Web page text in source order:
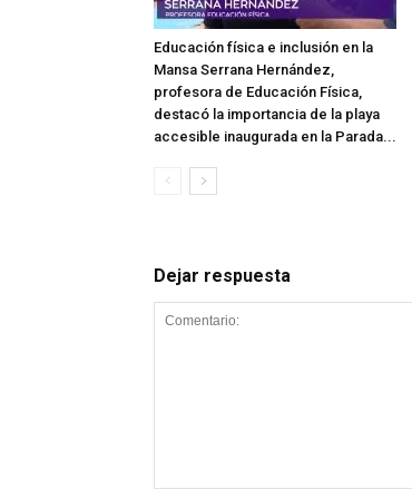
Educación física e inclusión en la
Mansa Serrana Hernández,
profesora de Educación Física,
destacó la importancia de la playa
accesible inaugurada en la Parada...
Dejar respuesta